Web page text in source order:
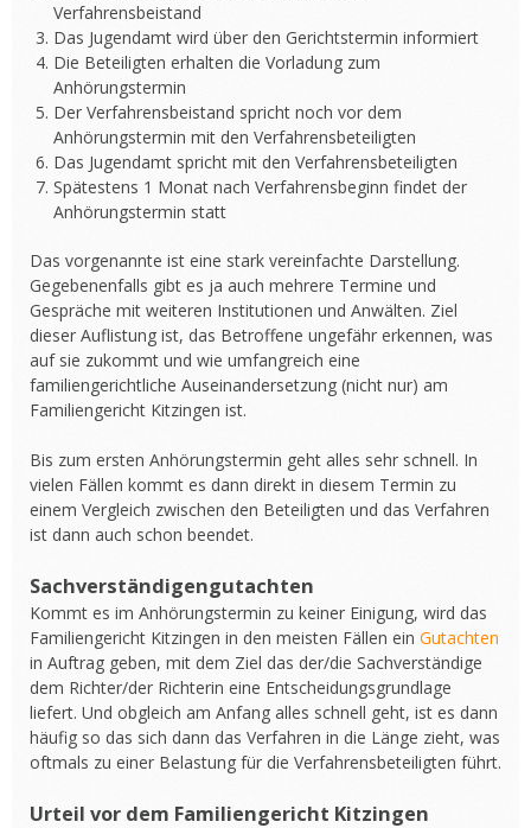
Verfahrensbeistand
Das Jugendamt wird über den Gerichtstermin informiert
Die Beteiligten erhalten die Vorladung zum
Anhörungstermin
Der Verfahrensbeistand spricht noch vor dem
Anhörungstermin mit den Verfahrensbeteiligten
Das Jugendamt spricht mit den Verfahrensbeteiligten
Spätestens 1 Monat nach Verfahrensbeginn findet der
Anhörungstermin statt
Das vorgenannte ist eine stark vereinfachte Darstellung.
Gegebenenfalls gibt es ja auch mehrere Termine und
Gespräche mit weiteren Institutionen und Anwälten. Ziel
dieser Auflistung ist, das Betroffene ungefähr erkennen, was
auf sie zukommt und wie umfangreich eine
familiengerichtliche Auseinandersetzung (nicht nur) am
Familiengericht Kitzingen ist.
Bis zum ersten Anhörungstermin geht alles sehr schnell. In
vielen Fällen kommt es dann direkt in diesem Termin zu
einem Vergleich zwischen den Beteiligten und das Verfahren
ist dann auch schon beendet.
Sachverständigengutachten
Kommt es im Anhörungstermin zu keiner Einigung, wird das
Familiengericht Kitzingen in den meisten Fällen ein Gutachten
in Auftrag geben, mit dem Ziel das der/die Sachverständige
dem Richter/der Richterin eine Entscheidungsgrundlage
liefert. Und obgleich am Anfang alles schnell geht, ist es dann
häufig so das sich dann das Verfahren in die Länge zieht, was
oftmals zu einer Belastung für die Verfahrensbeteiligten führt.
Urteil vor dem Familiengericht Kitzingen